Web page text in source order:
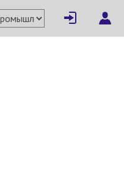
Написать поставщику